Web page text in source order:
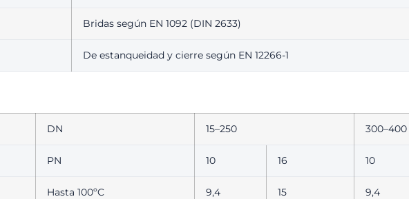
Bridas según EN 1092 (DIN 2633)
De estanqueidad y cierre según EN 12266-1
DN 15–250 300–400
PN 10 16 10
Hasta 100ºC 9,4 15 9,4